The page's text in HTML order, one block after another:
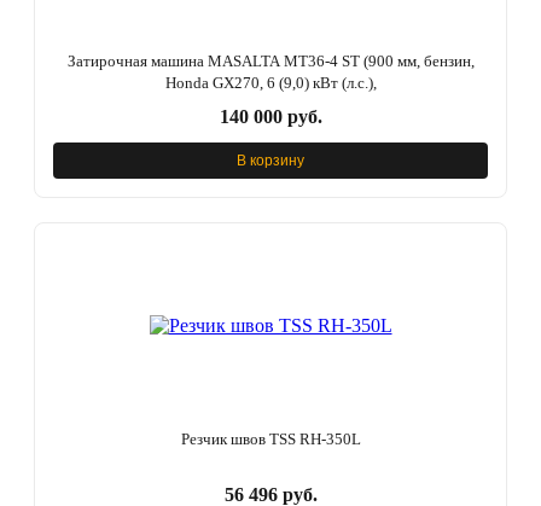
Затирочная машина MASALTA MT36-4 ST (900 мм, бензин,
Honda GX270, 6 (9,0) кВт (л.с.),
140 000 руб.
В корзину
Резчик швов TSS RH-350L
56 496 руб.